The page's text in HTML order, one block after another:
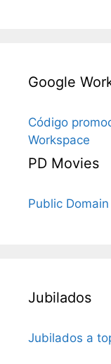
Google
Código
Workspace
PD Movies
Public
Jubilados
Jubilados a